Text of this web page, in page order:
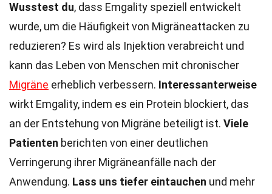
Wusstest du, dass Emgality speziell entwickelt
wurde, um die Häufigkeit von Migräneattacken zu
reduzieren? Es wird als Injektion verabreicht und
kann das Leben von Menschen mit chronischer
Migräne erheblich verbessern. Interessanterweise
wirkt Emgality, indem es ein Protein blockiert, das
an der Entstehung von Migräne beteiligt ist. Viele
Patienten berichten von einer deutlichen
Verringerung ihrer Migräneanfälle nach der
Anwendung. Lass uns tiefer eintauchen und mehr